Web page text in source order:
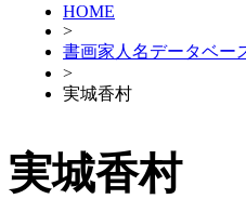
HOME
>
書画家人名データベー
>
実城香村
実城香村